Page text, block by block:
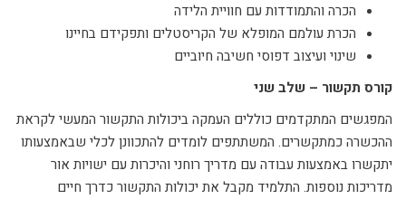
הכרה והתמודדות עם חוויית הלידה
הכרת עולמם המופלא של הקריסטלים ותפקידם בחיינו
שינוי ועיצוב דפוסי חשיבה חיוביים
קורס תקשור – שלב שני
המפגשים המתקדמים כוללים העמקה ביכולות התקשור המעשי לקראת
ההכשרה כמתקשרים. המשתתפים לומדים להתכוונן לכלי שבאמצעותו
יתקשרו באמצעות עבודה עם מדריך רוחני והיכרות עם ישויות אור
מדריכות נוספות. התלמיד מקבל את יכולות התקשור כדרך חיים